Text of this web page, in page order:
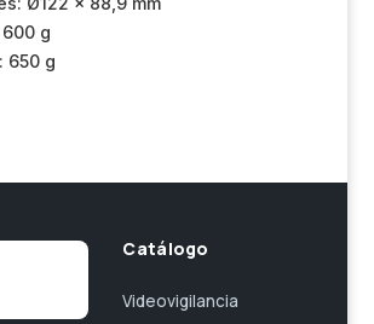
g
650 g
Catálogo
Videovigilancia